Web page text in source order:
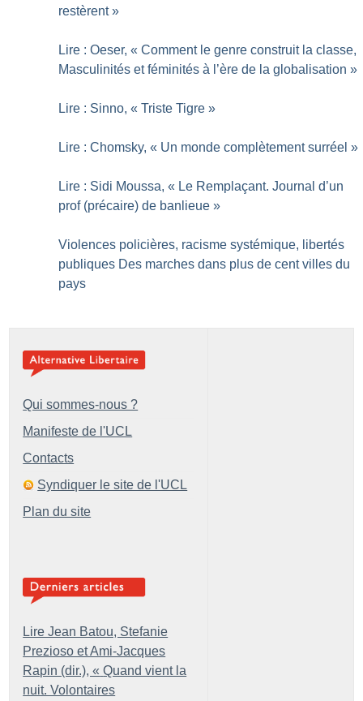
restèrent »
Lire : Oeser, « Comment le genre construit la classe,
Masculinités et féminités à l’ère de la globalisation »
Lire : Sinno, « Triste Tigre »
Lire : Chomsky, « Un monde complètement surréel »
Lire : Sidi Moussa, « Le Remplaçant. Journal d’un
prof (précaire) de banlieue »
Violences policières, racisme systémique, libertés
publiques Des marches dans plus de cent villes du
pays
Qui sommes-nous ?
Manifeste de l'UCL
Contacts
Syndiquer le site de l'UCL
Plan du site
Lire Jean Batou, Stefanie
Prezioso et Ami-Jacques
Rapin (dir.), « Quand vient la
nuit. Volontaires